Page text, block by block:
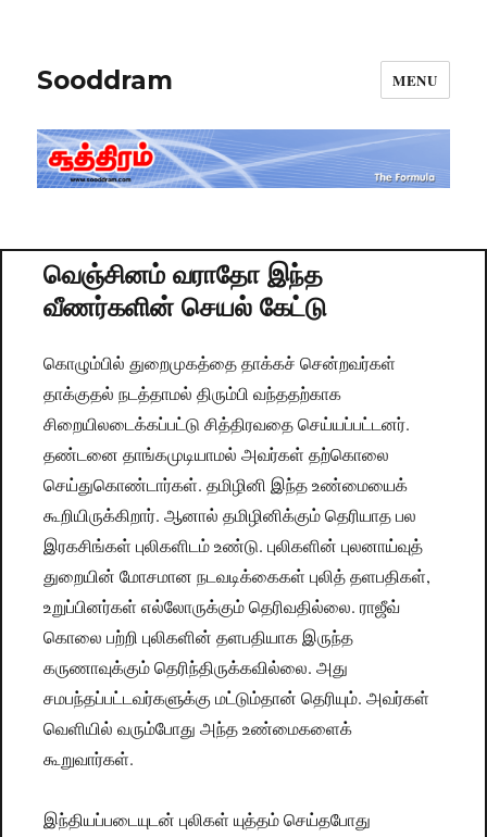
Sooddram MENU
வெஞ்சினம் வராதோ இந்த
வீணர்களின் செயல் கேட்டு
கொழும்பில் துறைமுகத்தை தாக்கச் சென்றவர்கள்
தாக்குதல் நடத்தாமல் திரும்பி வந்ததற்காக
சிறையிலடைக்கப்பட்டு சித்திரவதை செய்யப்பட்டனர்.
தண்டனை தாங்கமுடியாமல் அவர்கள் தற்கொலை
செய்துகொண்டார்கள். தமிழினி இந்த உண்மையைக்
கூறியிருக்கிறார். ஆனால் தமிழினிக்கும் தெரியாத பல
இரகசிங்கள் புலிகளிடம் உண்டு. புலிகளின் புலனாய்வுத்
துறையின் மோசமான நடவடிக்கைகள் புலித் தளபதிகள்,
உறுப்பினர்கள் எல்லோருக்கும் தெரிவதில்லை. ராஜீவ்
கொலை பற்றி புலிகளின் தளபதியாக இருந்த
கருணாவுக்கும் தெரிந்திருக்கவில்லை. அது
சமபந்தப்பட்டவர்களுக்கு மட்டும்தான் தெரியும். அவர்கள்
வெளியில் வரும்போது அந்த உண்மைகளைக்
கூறுவார்கள்.
இந்தியப்படையுடன் புலிகள் யுத்தம் செய்தபோது